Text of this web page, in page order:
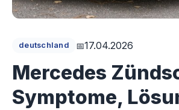
deutschland 17.04.2026
Mercedes
Symptome,